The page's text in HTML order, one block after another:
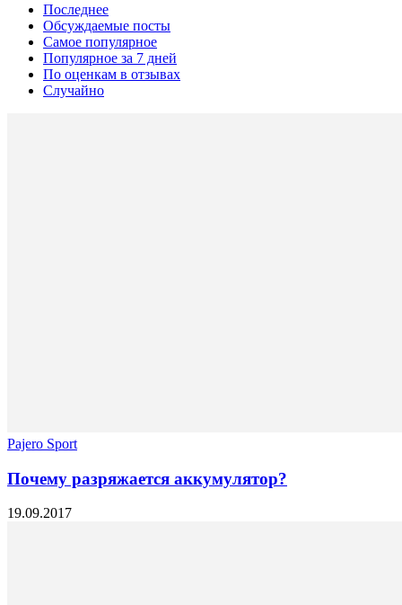
Последнее
Обсуждаемые посты
Самое популярное
Популярное за 7 дней
По оценкам в отзывах
Случайно
Pajero Sport
Почему разряжается аккумулятор?
19.09.2017